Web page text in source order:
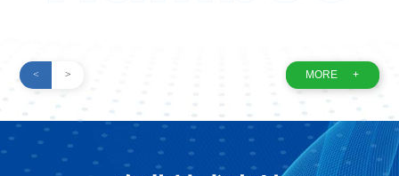
< > MORE +